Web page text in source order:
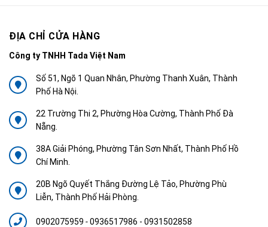
ĐỊA CHỈ CỬA HÀNG
Công ty TNHH Tada Việt Nam
Số 51, Ngõ 1 Quan Nhân, Phường Thanh Xuân, Thành
Phố Hà Nội.
22 Trường Thi 2, Phường Hòa Cường, Thành Phố Đà
Nẵng.
38A Giải Phóng, Phường Tân Sơn Nhất, Thành Phố Hồ
Chí Minh.
20B Ngõ Quyết Thắng Đường Lệ Tảo, Phường Phù
Liễn, Thành Phố Hải Phòng.
0902075959 -0936517986 - 0931502858